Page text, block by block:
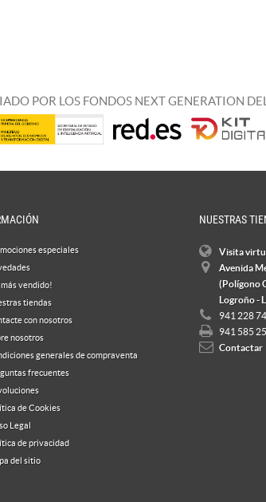
POR LOS FONDOS NEXT GENERATION
especiales
más vendido!
tiendas
con nosotros
nosotros
generales de compraventa
frecuentes
de Cookies
Legal
de privacidad
del sitio
NUESTRAS
Visita
Avenida
(Polígono
Logroño -
941 228
941 585
Contactar